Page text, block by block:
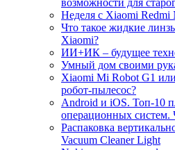
возможности для
Неделя с Xiaomi Redmi
Что такое жидкие
Xiaomi?
ИИ+ИК – будущее
Умный дом своими
Xiaomi Mi Robot G1
робот-пылесос?
Android и iOS. Топ-10
операционных систем.
Распаковка
Vacuum Cleaner Light